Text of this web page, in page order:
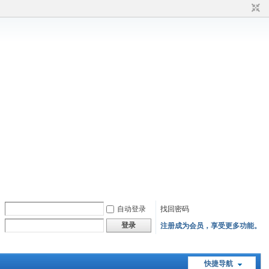
自动登录
找回密码
登录
注册成为会员，享受更多功能。
快捷导航